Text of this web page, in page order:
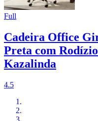
Full
Cadeira Office
Preta com
Kazalinda
4.5